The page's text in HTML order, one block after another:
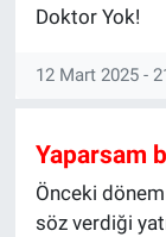
Doktor Yok!
12 Mart 2025 -
Yaparsam
Önceki
söz verdiği